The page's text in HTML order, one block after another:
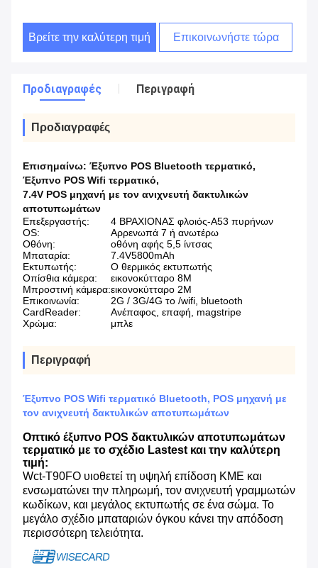
Βρείτε την καλύτερη τιμή Επικοινωνήστε τώρα
Προδιαγραφές Περιγραφή
Προδιαγραφές
Επισημαίνω: Έξυπνο POS Bluetooth τερματικό,
Έξυπνο POS Wifi τερματικό,
7.4V POS μηχανή με τον ανιχνευτή δακτυλικών
αποτυπωμάτων
Επεξεργαστής:
4 ΒΡΑΧΙΟΝΑΣ φλοιός-A53 πυρήνων
OS:
Αρρενωπά 7 ή ανωτέρω
Οθόνη:
οθόνη αφής 5,5 ίντσας
Μπαταρία:
7.4V5800mAh
Εκτυπωτής:
Ο θερμικός εκτυπωτής
Οπίσθια κάμερα:
εικονοκύτταρο 8M
Μπροστινή κάμερα:εικονοκύτταρο 2M
Επικοινωνία:
2G / 3G/4G το /wifi, bluetooth
CardReader:
Ανέπαφος, επαφή, magstripe
Χρώμα:
μπλε
Περιγραφή
Έξυπνο POS Wifi τερματικό Bluetooth, POS μηχανή με
τον ανιχνευτή δακτυλικών αποτυπωμάτων
Οπτικό έξυπνο POS δακτυλικών αποτυπωμάτων
τερματικό με το σχέδιο Lastest και την καλύτερη
τιμή:
Wct-T90FO υιοθετεί τη υψηλή επίδοση ΚΜΕ και
ενσωματώνει την πληρωμή, τον ανιχνευτή γραμμωτών
κωδίκων, και μεγάλος εκτυπωτής σε ένα σώμα. Το
μεγάλο σχέδιο μπαταριών όγκου κάνει την απόδοση
περισσότερη τελειότητα.